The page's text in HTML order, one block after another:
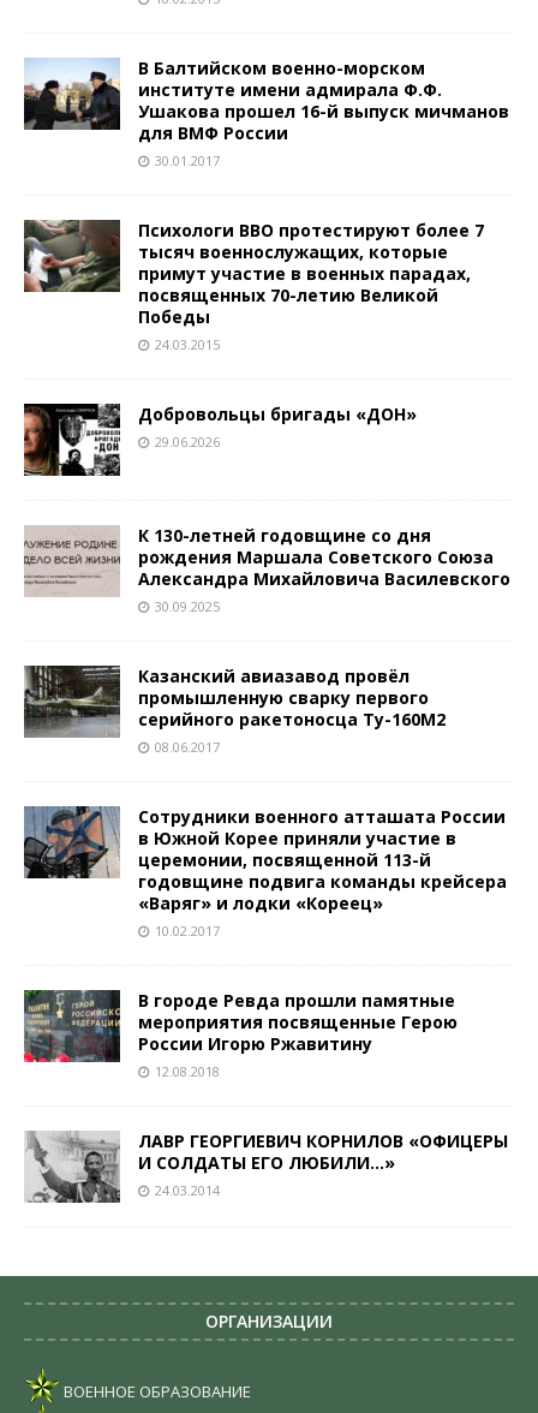
В Балтийском военно-морском
институте имени адмирала Ф.Ф.
Ушакова прошел 16-й выпуск мичманов
для ВМФ России
30.01.2017
Психологи ВВО протестируют более 7
тысяч военнослужащих, которые
примут участие в военных парадах,
посвященных 70-летию Великой
Победы
24.03.2015
Добровольцы бригады «ДОН»
29.06.2026
К 130-летней годовщине со дня
рождения Маршала Советского Союза
Александра Михайловича Василевского
30.09.2025
Казанский авиазавод провёл
промышленную сварку первого
серийного ракетоносца Ту-160М2
08.06.2017
Сотрудники военного атташата России
в Южной Корее приняли участие в
церемонии, посвященной 113-й
годовщине подвига команды крейсера
«Варяг» и лодки «Кореец»
10.02.2017
В городе Ревда прошли памятные
мероприятия посвященные Герою
России Игорю Ржавитину
12.08.2018
ЛАВР ГЕОРГИЕВИЧ КОРНИЛОВ «ОФИЦЕРЫ
И СОЛДАТЫ ЕГО ЛЮБИЛИ…»
24.03.2014
ОРГАНИЗАЦИИ
ВОЕННОЕ ОБРАЗОВАНИЕ